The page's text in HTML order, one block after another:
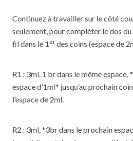
Continuez à travailler sur le côté
seulement, pour compléter le dos
fil dans le 1 er des coins (espace de
R1 : 3ml, 1 br dans le même espace,
espace d’1ml* jusqu’au prochain
l’espace de 2ml.
R2 : 3ml, *3br dans le prochain